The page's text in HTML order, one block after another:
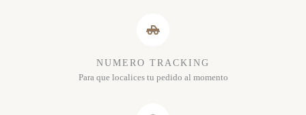
NUMERO TRACKING
Para que localices tu pedido al momento